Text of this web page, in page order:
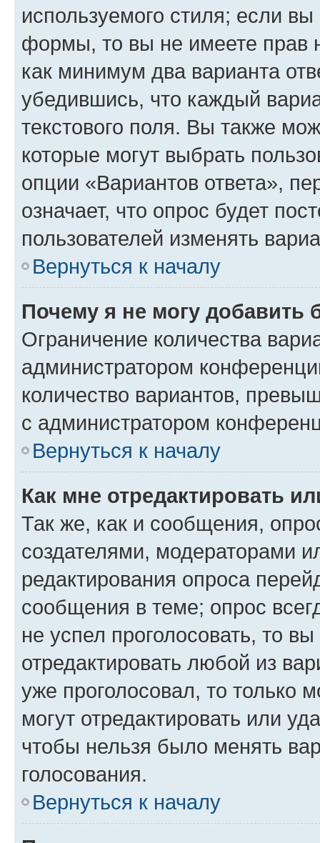
используемого стиля; если
формы, то вы не имеете прав
как минимум два варианта
убедившись, что каждый
текстового поля. Вы также
которые могут выбрать
опции «Вариантов ответа»,
означает, что опрос будет
пользователей изменять
Вернуться к началу
Почему я не могу добавить
Ограничение количества
администратором
количество вариантов,
с администратором
Вернуться к началу
Как мне отредактировать
Так же, как и сообщения,
создателями, модераторами
редактирования опроса
сообщения в теме; опрос
не успел проголосовать, то
отредактировать любой из
уже проголосовал, то только
могут отредактировать или
чтобы нельзя было менять
голосования.
Вернуться к началу